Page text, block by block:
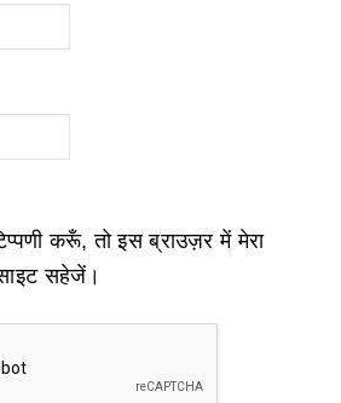
करूँ, तो इस ब्राउज़र में मेरा
सहेजें।